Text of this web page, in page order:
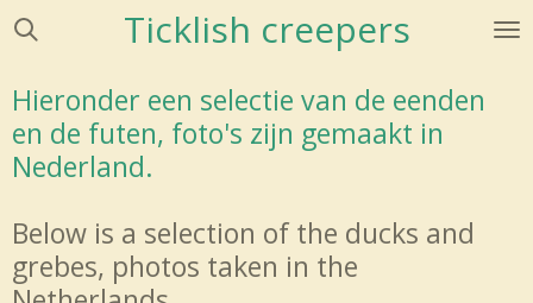
Ga
de
hoofdinhoud
Ticklish creepers
Hieronder een selectie van de eenden
en de futen, foto's zijn gemaakt in
Nederland.
Below is a selection of the ducks and
grebes, photos taken in the